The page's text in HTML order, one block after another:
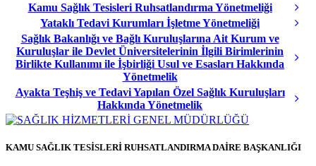
Kamu Sağlık Tesisleri Ruhsatlandırma Yönetmeliği
Yataklı Tedavi Kurumları İşletme Yönetmeliği
Sağlık Bakanlığı ve Bağlı Kuruluşlarına Ait Kurum ve
Kuruluşlar ile Devlet Üniversitelerinin İlgili Birimlerinin
Birlikte Kullanımı ile İşbirliği Usul ve Esasları Hakkında
Yönetmelik
Ayakta Teşhiş ve Tedavi Yapılan Özel Sağlık Kuruluşları
Hakkında Yönetmelik
KAMU SAĞLIK TESİSLERİ RUHSATLANDIRMA DAİRE BAŞKANLIĞI